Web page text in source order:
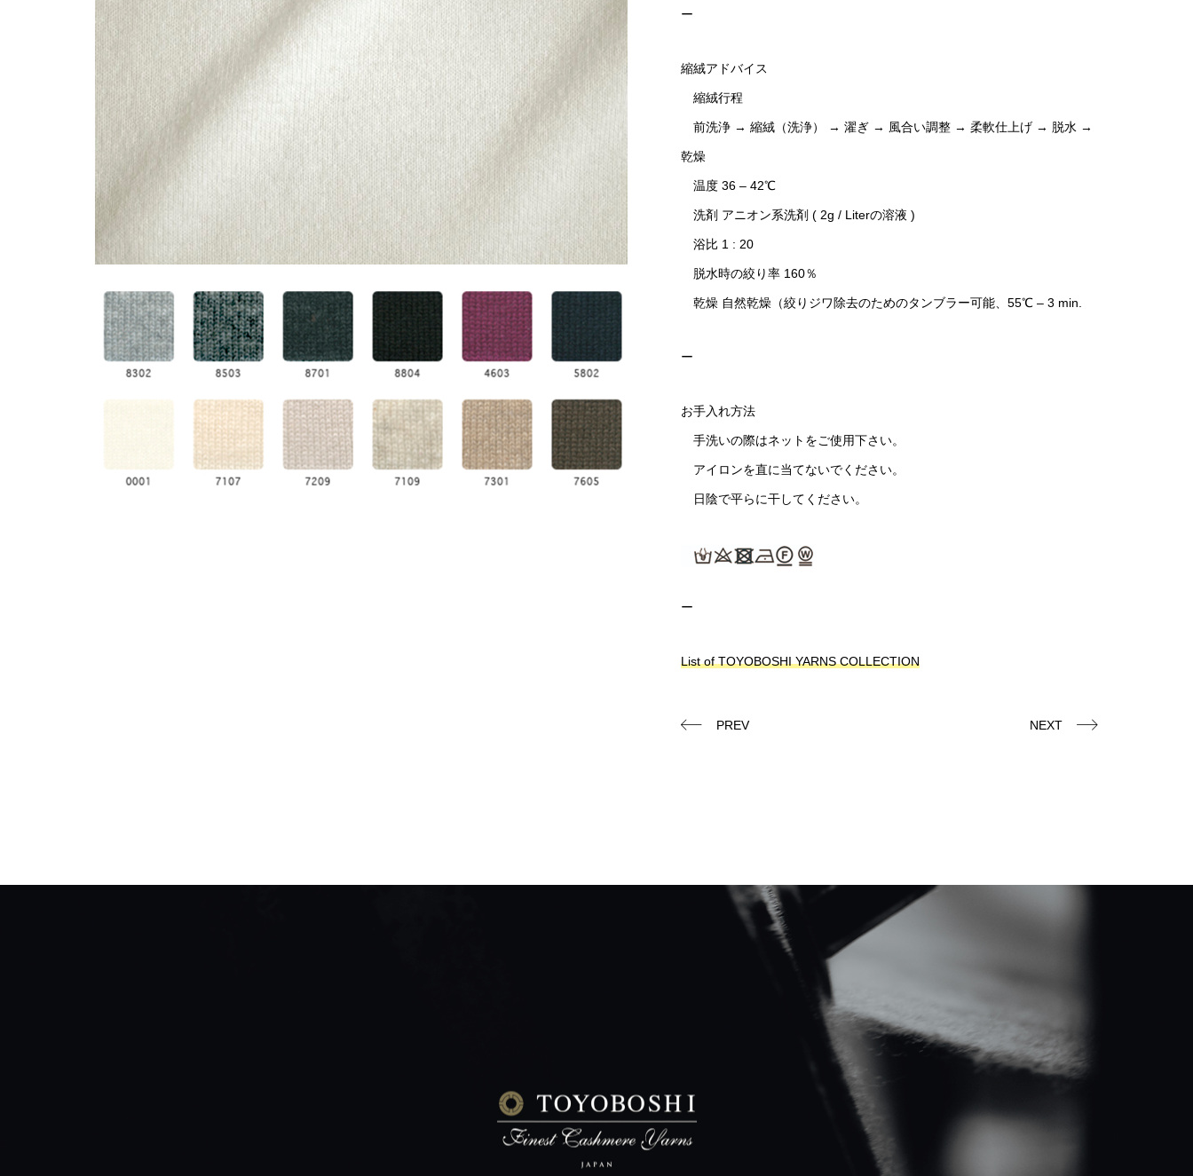
ー
縮絨アドバイス
縮絨行程
前洗浄 → 縮絨（洗浄） → 濯ぎ → 風合い調整 → 柔軟仕上げ → 脱水 →
乾燥
温度 36 – 42℃
洗剤 アニオン系洗剤 ( 2g / Literの溶液 )
浴比 1 : 20
脱水時の絞り率 160％
乾燥 自然乾燥（絞りジワ除去のためのタンブラー可能、55℃ – 3 min.
ー
お手入れ方法
手洗いの際はネットをご使用下さい。
アイロンを直に当てないでください。
日陰で平らに干してください。
ー
List of TOYOBOSHI YARNS COLLECTION
PREV NEXT